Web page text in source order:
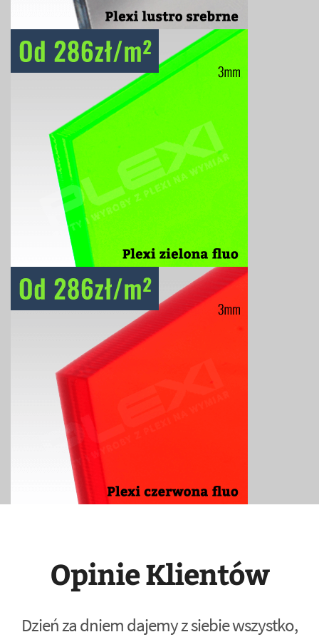
Opinie Klientów
Dzień za dniem dajemy z siebie wszystko,